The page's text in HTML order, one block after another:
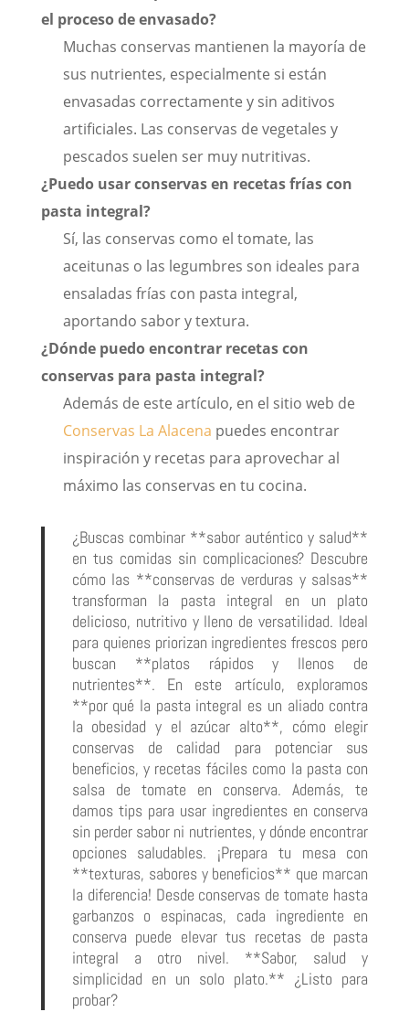
el proceso de envasado?
Muchas conservas mantienen la mayoría de
sus nutrientes, especialmente si están
envasadas correctamente y sin aditivos
artificiales. Las conservas de vegetales y
pescados suelen ser muy nutritivas.
¿Puedo usar conservas en recetas frías con
pasta integral?
Sí, las conservas como el tomate, las
aceitunas o las legumbres son ideales para
ensaladas frías con pasta integral,
aportando sabor y textura.
¿Dónde puedo encontrar recetas con
conservas para pasta integral?
Además de este artículo, en el sitio web de
Conservas La Alacena puedes encontrar
inspiración y recetas para aprovechar al
máximo las conservas en tu cocina.
¿Buscas combinar **sabor auténtico y salud**
en tus comidas sin complicaciones? Descubre
cómo las **conservas de verduras y salsas**
transforman la pasta integral en un plato
delicioso, nutritivo y lleno de versatilidad. Ideal
para quienes priorizan ingredientes frescos pero
buscan **platos rápidos y llenos de
nutrientes**. En este artículo, exploramos
**por qué la pasta integral es un aliado contra
la obesidad y el azúcar alto**, cómo elegir
conservas de calidad para potenciar sus
beneficios, y recetas fáciles como la pasta con
salsa de tomate en conserva. Además, te
damos tips para usar ingredientes en conserva
sin perder sabor ni nutrientes, y dónde encontrar
opciones saludables. ¡Prepara tu mesa con
**texturas, sabores y beneficios** que marcan
la diferencia! Desde conservas de tomate hasta
garbanzos o espinacas, cada ingrediente en
conserva puede elevar tus recetas de pasta
integral a otro nivel. **Sabor, salud y
simplicidad en un solo plato.** ¿Listo para
probar?